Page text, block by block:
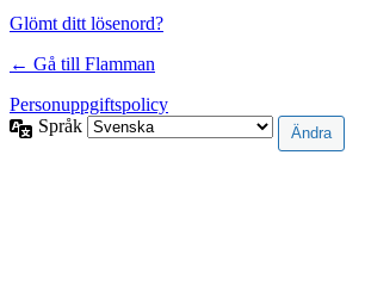
Glömt ditt lösenord?
← Gå till Flamman
Personuppgiftspolicy
Språk